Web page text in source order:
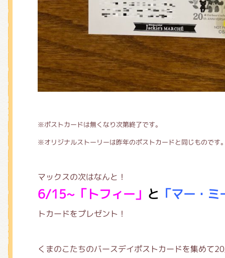
※ポストカードは無くなり次第終了です。
※オリジナルストーリーは昨年のポストカードと同じものです
マックスの次はなんと！
6/15~「トフィー」 と 「マー・
トカードをプレゼント！
くまのこたちのバースデイポストカードを集めて